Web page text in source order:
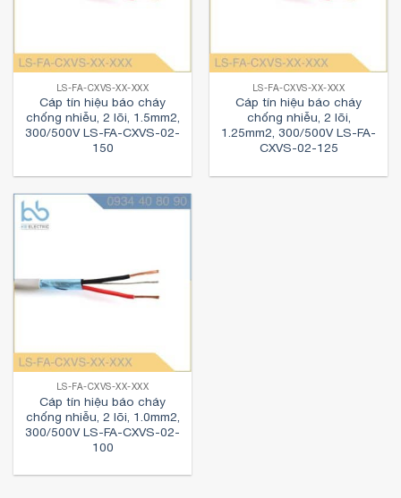
LS-FA-CXVS-XX-XXX
Cáp tín hiệu báo cháy
chống nhiễu, 2 lõi, 1.5mm2,
300/500V LS-FA-CXVS-02-
150
LS-FA-CXVS-XX-XXX
Cáp tín hiệu báo cháy
chống nhiễu, 2 lõi,
1.25mm2, 300/500V LS-FA-
CXVS-02-125
LS-FA-CXVS-XX-XXX
Cáp tín hiệu báo cháy
chống nhiễu, 2 lõi, 1.0mm2,
300/500V LS-FA-CXVS-02-
100